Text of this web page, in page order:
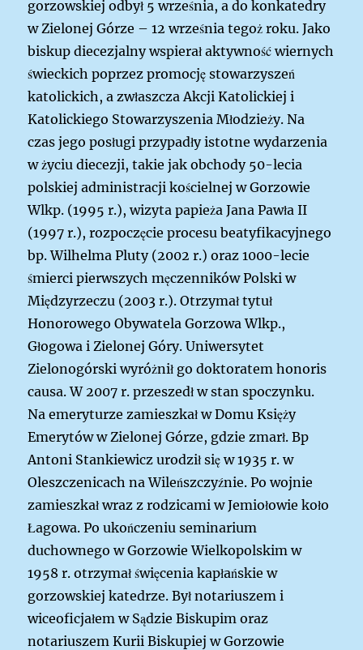
gorzowskiej odbył 5 września, a do konkatedry
w Zielonej Górze – 12 września tegoż roku. Jako
biskup diecezjalny wspierał aktywność wiernych
świeckich poprzez promocję stowarzyszeń
katolickich, a zwłaszcza Akcji Katolickiej i
Katolickiego Stowarzyszenia Młodzieży. Na
czas jego posługi przypadły istotne wydarzenia
w życiu diecezji, takie jak obchody 50-lecia
polskiej administracji kościelnej w Gorzowie
Wlkp. (1995 r.), wizyta papieża Jana Pawła II
(1997 r.), rozpoczęcie procesu beatyfikacyjnego
bp. Wilhelma Pluty (2002 r.) oraz 1000-lecie
śmierci pierwszych męczenników Polski w
Międzyrzeczu (2003 r.). Otrzymał tytuł
Honorowego Obywatela Gorzowa Wlkp.,
Głogowa i Zielonej Góry. Uniwersytet
Zielonogórski wyróżnił go doktoratem honoris
causa. W 2007 r. przeszedł w stan spoczynku.
Na emeryturze zamieszkał w Domu Księży
Emerytów w Zielonej Górze, gdzie zmarł. Bp
Antoni Stankiewicz urodził się w 1935 r. w
Oleszczenicach na Wileńszczyźnie. Po wojnie
zamieszkał wraz z rodzicami w Jemiołowie koło
Łagowa. Po ukończeniu seminarium
duchownego w Gorzowie Wielkopolskim w
1958 r. otrzymał święcenia kapłańskie w
gorzowskiej katedrze. Był notariuszem i
wiceoficjałem w Sądzie Biskupim oraz
notariuszem Kurii Biskupiej w Gorzowie